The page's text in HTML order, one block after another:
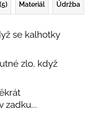
Materiál Údržba
se kalhotky
zlo, když
zadku...